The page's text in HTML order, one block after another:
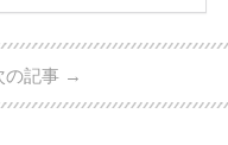
エ、ティファニーなど世界
で幅広くご紹介。 さらに、
・リングの特徴や魅力 ・
の記事 →